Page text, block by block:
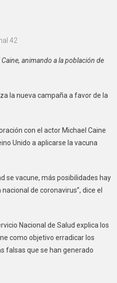
42
animando a la población de
la nueva campaña a favor de la
con el actor Michael Caine
Unido a aplicarse la vacuna
se vacune, más posibilidades hay
de coronavirus”, dice el
Nacional de Salud explica los
como objetivo erradicar los
falsas que se han generado